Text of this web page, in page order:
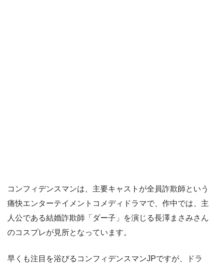
コンフィデンスマンは、主要キャストが全員詐欺師という
痛快エンターテイメントコメディドラマで、作中では、主
人公である結婚詐欺師「ダー子」を演じる長澤まさみさん
のコスプレが見所となっています。
早くも注目を浴びるコンフィデンスマンJPですが、ドラ